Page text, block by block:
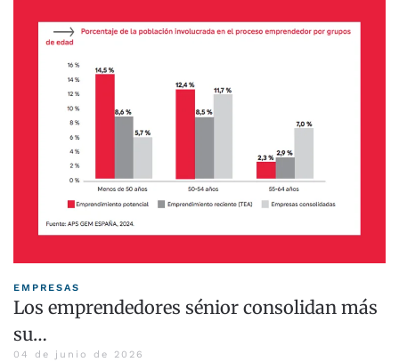
EMPRESAS
Los emprendedores sénior consolidan más
su…
04 de junio de 2026